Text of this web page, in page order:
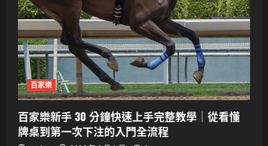
百家樂
百家樂新手 30 分鐘快速上手完整教學｜從看懂
牌桌到第一次下注的入門全流程